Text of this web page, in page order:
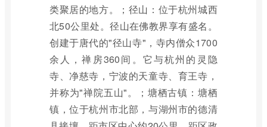
类聚居的地方。；径山：位于杭州城西
北50公里处。径山在佛教界享有盛名。
创建于唐代的"径山寺"，寺内僧众1700
余人，禅房360间。它与杭州的灵隐
寺、净慈寺，宁波的天童寺、育王寺，
并称为"禅院五山"。；塘栖古镇：塘栖
镇，位于杭州市北部，与湖州市的德清